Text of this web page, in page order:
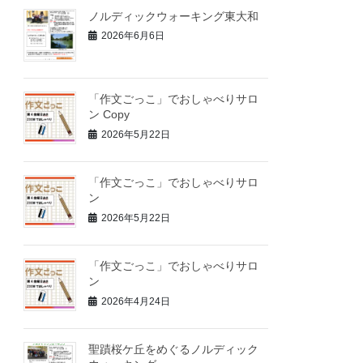
ノルディックウォーキング東大和
2026年6月6日
「作文ごっこ」でおしゃべりサロ
ン Copy
2026年5月22日
「作文ごっこ」でおしゃべりサロ
ン
2026年5月22日
「作文ごっこ」でおしゃべりサロ
ン
2026年4月24日
聖蹟桜ケ丘をめぐるノルディック